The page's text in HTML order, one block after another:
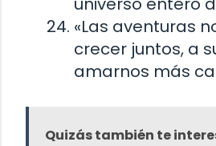
«Las aventuras
crecer juntos, a
amarnos más
Quizás también te